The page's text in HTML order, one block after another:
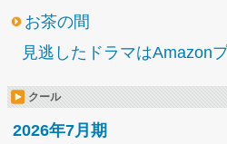
お茶の間
見逃したドラマはAmazon
クール
2026年7月期